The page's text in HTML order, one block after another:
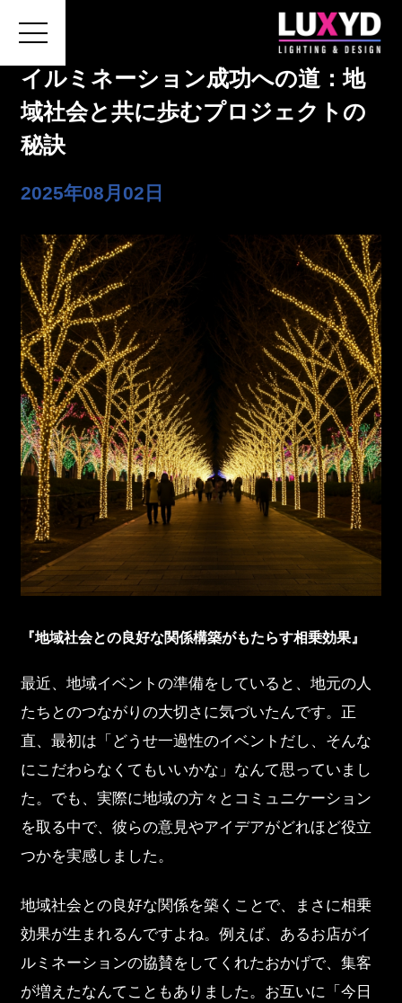
ホーム
施工の費用・流れ
会社概要
お問い合わせ
イルミネーション成功への道：地
域社会と共に歩むプロジェクトの
秘訣
2025年08月02日
『地域社会との良好な関係構築がもたらす相乗効果』
最近、地域イベントの準備をしていると、地元の人
たちとのつながりの大切さに気づいたんです。正
直、最初は「どうせ一過性のイベントだし、そんな
にこだわらなくてもいいかな」なんて思っていまし
た。でも、実際に地域の方々とコミュニケーション
を取る中で、彼らの意見やアイデアがどれほど役立
つかを実感しました。
地域社会との良好な関係を築くことで、まさに相乗
効果が生まれるんですよね。例えば、あるお店がイ
ルミネーションの協賛をしてくれたおかげで、集客
が増えたなんてこともありました。お互いに「今日